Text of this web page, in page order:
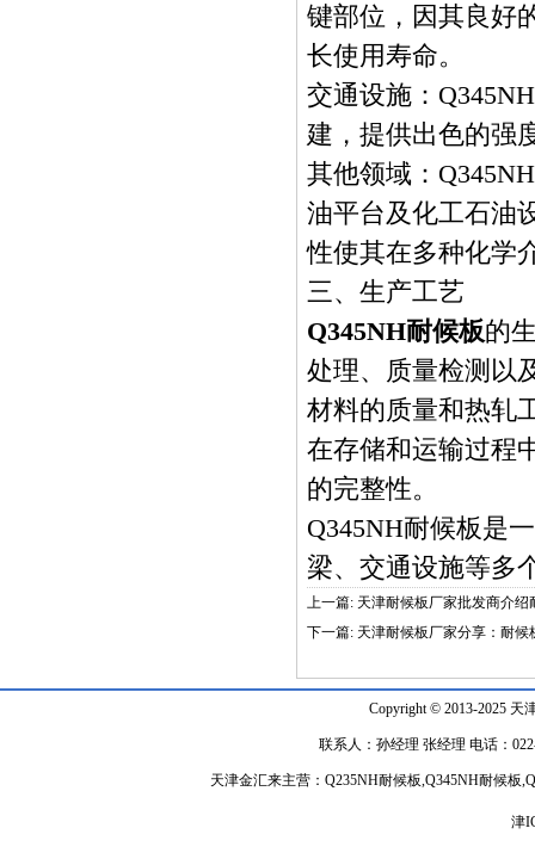
键部位，因其良好
长使用寿命。
交通设施：
建，提供出色的强
其他领域：
油平台及化工石油
性使其在多种化学
三、生产工艺
Q345NH耐候板的
处理、质量检测以
材料的质量和热轧
在存储和运输过程
的完整性。
Q345NH耐候板是
梁、交通设施等多
上一篇: 天津耐候板厂家批发商介绍
下一篇: 天津耐候板厂家分享：耐候
Copyright © 2013-2025 天
联系人：孙经理 张经理 电话：
天津金汇来主营：Q235NH耐候板,Q345NH耐候板
津